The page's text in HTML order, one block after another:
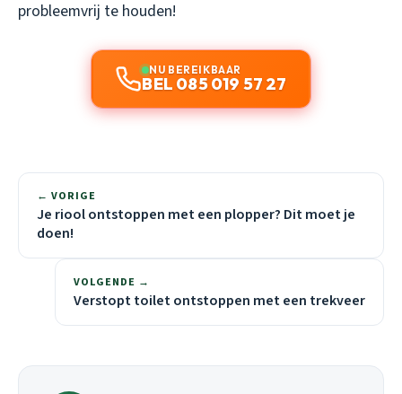
probleemvrij te houden!
NU BEREIKBAAR
BEL 085 019 57 27
← VORIGE
Je riool ontstoppen met een plopper? Dit moet je
doen!
VOLGENDE →
Verstopt toilet ontstoppen met een trekveer